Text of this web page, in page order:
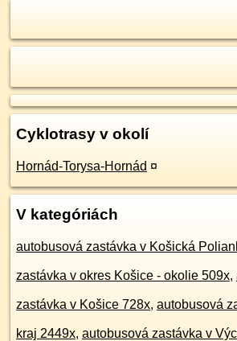
Cyklotrasy v okolí
Hornád-Torysa-Hornád ¤
V kategóriách
autobusová zastávka v Košická
zastávka v okres Košice - okolie 509x,
zastávka v Košice 728x, autobusová
kraj 2449x, autobusová zastávka v